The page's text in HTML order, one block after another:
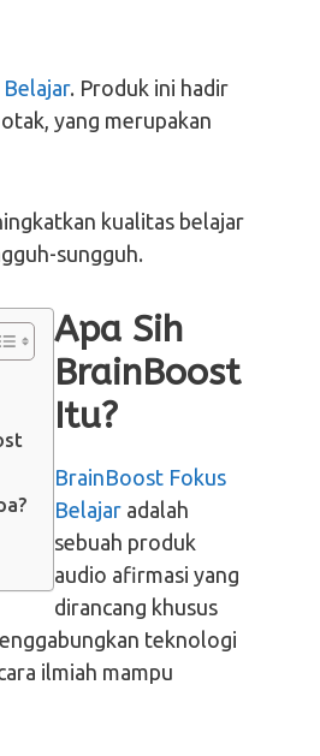
. Produk ini hadir
yang merupakan
kualitas belajar
sungguh.
Apa Sih
BrainBoost
Itu?
BrainBoost Fokus
Belajar adalah
sebuah produk
audio afirmasi yang
dirancang khusus
teknologi
ilmiah mampu